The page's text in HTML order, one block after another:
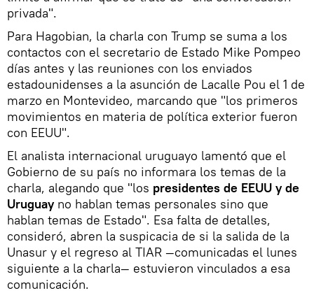
privada".
Para Hagobian, la charla con Trump se suma a los
contactos con el secretario de Estado Mike Pompeo
días antes y las reuniones con los enviados
estadounidenses a la asunción de Lacalle Pou el 1 de
marzo en Montevideo, marcando que "los primeros
movimientos en materia de política exterior fueron
con EEUU".
El analista internacional uruguayo lamentó que el
Gobierno de su país no informara los temas de la
charla, alegando que "los presidentes de EEUU y de
Uruguayno hablan temas personales sino que
hablan temas de Estado". Esa falta de detalles,
consideró, abren la suspicacia de si la salida de la
Unasur y el regreso al TIAR —comunicadas el lunes
siguiente a la charla— estuvieron vinculados a esa
comunicación.